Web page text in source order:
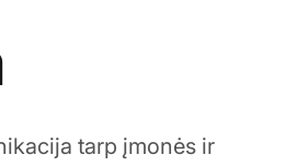
tarp įmonės ir